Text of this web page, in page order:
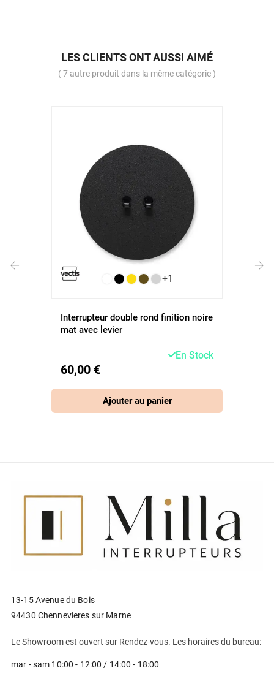
LES CLIENTS ONT AUSSI AIMÉ
( 7 autre produit dans la même catégorie )
+1
Interrupteur double rond finition noire
mat avec levier
60,00 €
En Stock
Ajouter au panier
13-15 Avenue du Bois
94430 Chennevieres sur Marne
Le Showroom est ouvert sur Rendez-vous. Les horaires du bureau:
mar - sam 10:00 - 12:00 / 14:00 - 18:00